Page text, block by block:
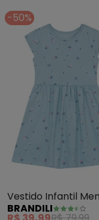
-50%
Vestido Infantil
Flores (Azul)
BRANDILI